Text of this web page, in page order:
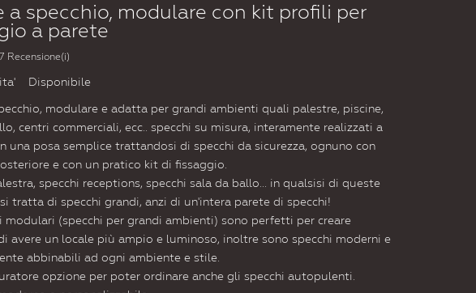
a specchio, modulare con kit profili per
a parete
7 Recensione(i)
Disponibile
modulare e adatta per grandi ambienti quali palestre, piscine,
centri commerciali, ecc.. specchi su misura, interamente realizzati a
una posa semplice trattandosi di specchi da sicurezza, ognuno con
e con un pratico kit di fissaggio.
specchi receptions, specchi sala da ballo... in qualsisi di queste
tratta di specchi grandi, anzi di un'intera parete di specchi!
modulari (specchi per grandi ambienti) sono perfetti per creare
avere un locale più ampio e luminoso, inoltre sono specchi moderni e
abbinabili ad ogni ambiente e stile.
opzione per poter ordinare anche gli specchi autopulenti.